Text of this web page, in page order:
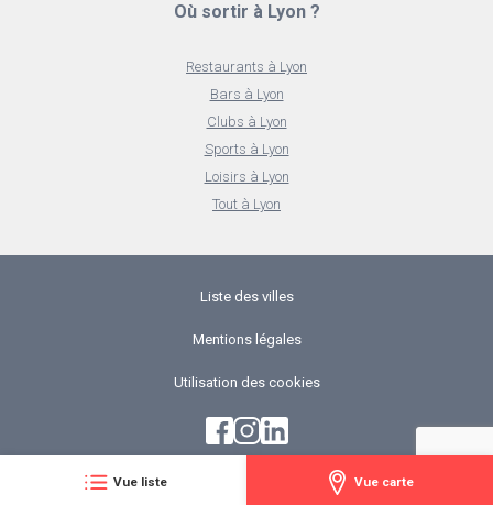
Vue liste Vue carte
Où sortir à Lyon ?
Restaurants à Lyon
Bars à Lyon
Clubs à Lyon
Sports à Lyon
Loisirs à Lyon
Tout à Lyon
Liste des villes
Mentions légales
Utilisation des cookies